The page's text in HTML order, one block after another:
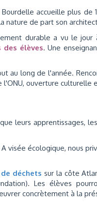
accueille plus
nature de part son
durable a vu le jour
des élèves. Une
au long de l'année.
ouverture culturelle
leurs apprentissages,
A visée écologique, nous
déchets sur la côte
Les élèves
concrètement à la